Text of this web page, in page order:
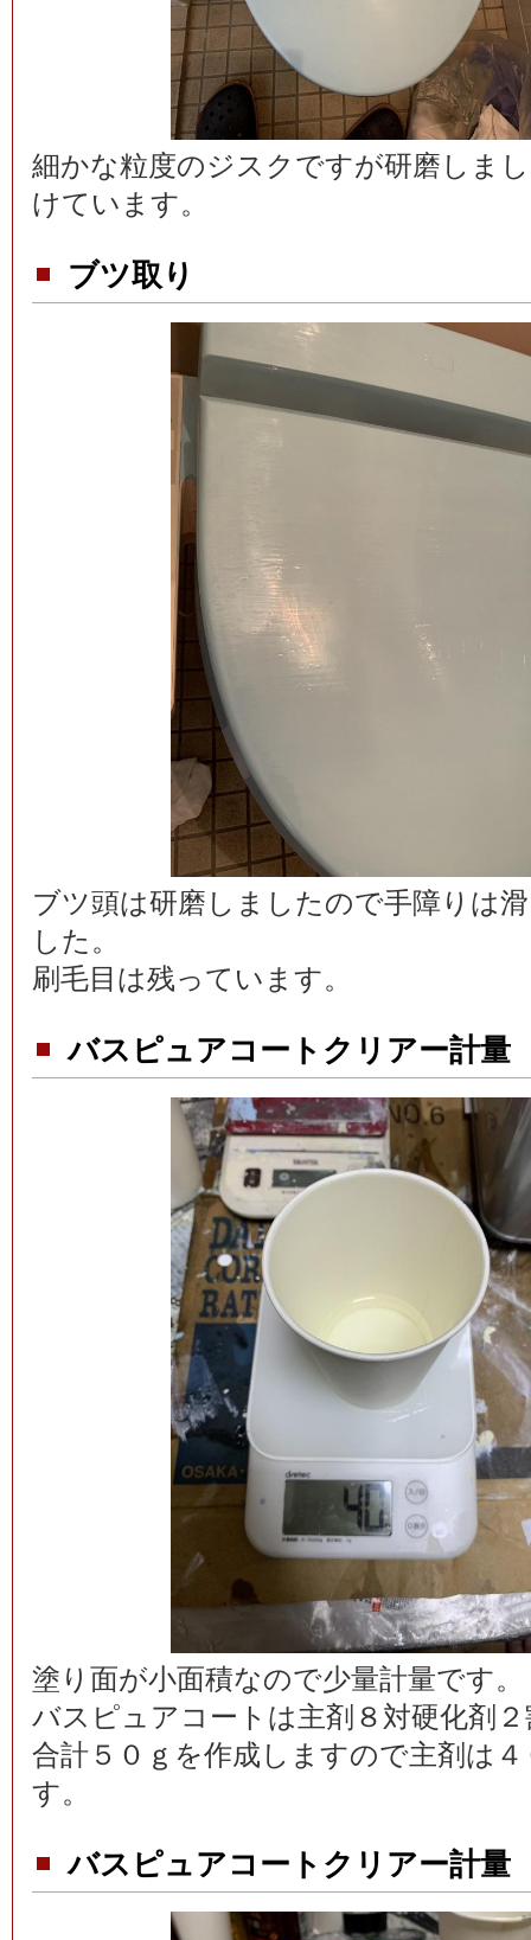
細かな粒度のジスクですが研磨しま
けています。
ブツ取り
ブツ頭は研磨しましたので手障りは
した。
刷毛目は残っています。
バスピュアコートクリアー計量
塗り面が小面積なので少量計量です。
バスピュアコートは主剤８対硬化剤
合計５０ｇを作成しますので主剤は
す。
バスピュアコートクリアー計量